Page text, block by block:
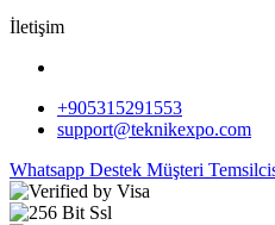
İletişim
+905315291553
support@teknikexpo.com
Whatsapp Destek Müşteri